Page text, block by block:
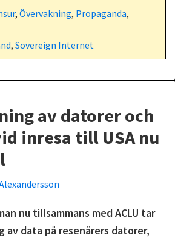
, Övervakning, Propaganda,
, Sovereign Internet
av datorer och
inresa till USA nu
nu tillsammans med ACLU tar
av data på resenärers datorer,